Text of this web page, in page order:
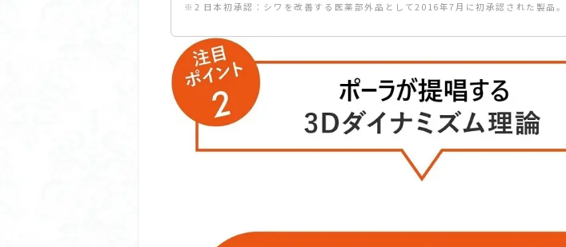
※2 日本初承認：シワを改善する医薬部外品として2016年7月に初承認された製品。
※3 ニールワン：成分名 ニッケル化イソプロピルオキシプロピルアミノカルボニル
ボニルメチルプロピルアミノカルボニルベンゾイルアミノ酢酸Na